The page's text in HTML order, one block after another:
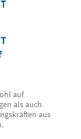
auf
als auch
aus